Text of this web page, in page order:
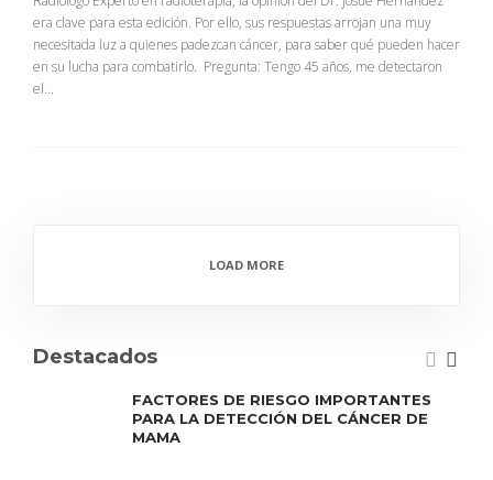
era clave para esta edición. Por ello, sus respuestas arrojan una muy
necesitada luz a quienes padezcan cáncer, para saber qué pueden hacer
en su lucha para combatirlo. Pregunta: Tengo 45 años, me detectaron
el...
LOAD MORE
Destacados
FACTORES DE RIESGO IMPORTANTES
PARA LA DETECCIÓN DEL CÁNCER DE
MAMA